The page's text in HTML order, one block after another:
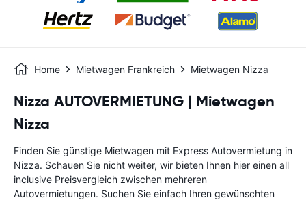
Home Mietwagen Frankreich Mietwagen Nizza
Nizza AUTOVERMIETUNG | Mietwagen
Nizza
Finden Sie günstige Mietwagen mit Express Autovermietung in
Nizza. Schauen Sie nicht weiter, wir bieten Ihnen hier einen all
inclusive Preisvergleich zwischen mehreren
Autovermietungen. Suchen Sie einfach Ihren gewünschten